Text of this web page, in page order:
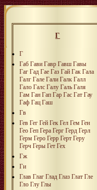
Г
Г
Габ Гави Гавр Гавш Гавы
Гаг Гад Гае Газ Гай Гак Гала
Галг Гале Гали Галк Галл
Гало Галс Галу Галь Галя
Гам Ган Гап Гар Гас Гат Гау
Гаф Гац Гаш
Гв
Гев Гег Гей Гек Гел Гем Ген
Гео Геп Гера Герг Герд Герл
Герм Геро Герр Герт Геру
Герч Геры Гет Гех
Гж
Ги
Глав Глаг Глад Глаз Глат Гле
Гло Глу Глы